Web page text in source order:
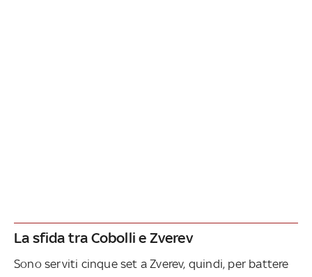
La sfida tra Cobolli e Zverev
Sono serviti cinque set a Zverev, quindi, per battere